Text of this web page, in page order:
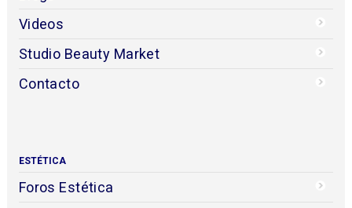
Videos
Studio Beauty Market
Contacto
ESTÉTICA
Foros Estética